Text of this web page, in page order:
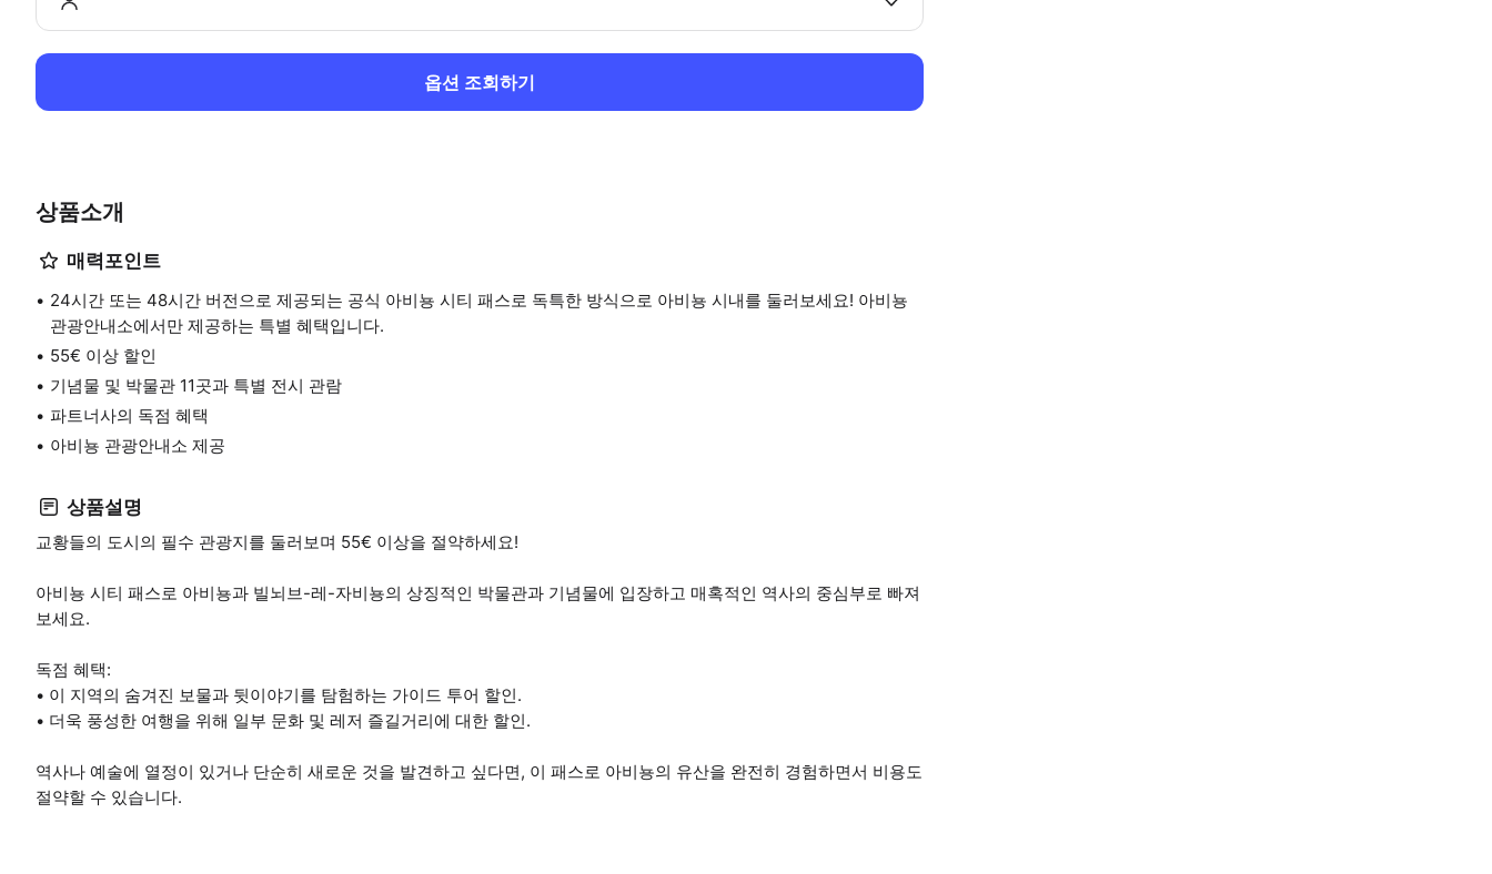
옵션 조회하기
상품소개
매력포인트
24시간 또는 48시간 버전으로 제공되는 공식 아비뇽 시티 패스로 독특한 방식으로 아비뇽 시내를 둘러보세요! 아비뇽
관광안내소에서만 제공하는 특별 혜택입니다.
55€ 이상 할인
기념물 및 박물관 11곳과 특별 전시 관람
파트너사의 독점 혜택
아비뇽 관광안내소 제공
상품설명
교황들의 도시의 필수 관광지를 둘러보며 55€ 이상을 절약하세요!
아비뇽 시티 패스로 아비뇽과 빌뇌브-레-자비뇽의 상징적인 박물관과 기념물에 입장하고 매혹적인 역사의 중심부로 빠져
보세요.
독점 혜택:
• 이 지역의 숨겨진 보물과 뒷이야기를 탐험하는 가이드 투어 할인.
• 더욱 풍성한 여행을 위해 일부 문화 및 레저 즐길거리에 대한 할인.
역사나 예술에 열정이 있거나 단순히 새로운 것을 발견하고 싶다면, 이 패스로 아비뇽의 유산을 완전히 경험하면서 비용도
절약할 수 있습니다.